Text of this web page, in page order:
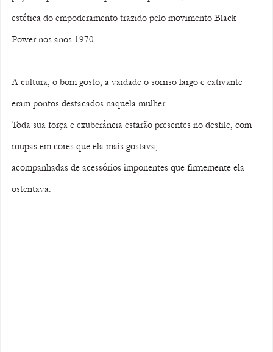
estética do empoderamento trazido pelo movimento Black
Power nos anos 1970.
A cultura, o bom gosto, a vaidade o sorriso largo e cativante
eram pontos destacados naquela mulher.
Toda sua força e exuberância estarão presentes no desfile, com
roupas em cores que ela mais gostava,
acompanhadas de acessórios imponentes que firmemente ela
ostentava.